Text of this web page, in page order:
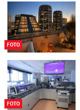
FOTO
FOTO